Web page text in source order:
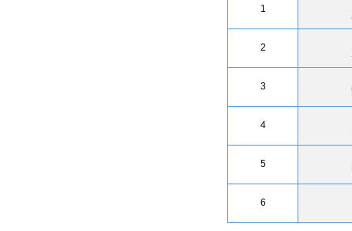
1
2
3
4
5
6